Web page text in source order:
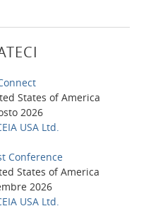
States of America
2026
USA Ltd.
Conference
States of America
2026
USA Ltd.